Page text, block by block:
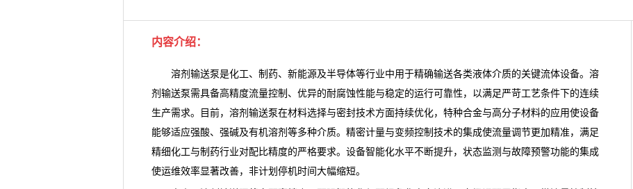
内容介绍：
溶剂输送泵是化工、制药、新能源及半导体等行业中用于精确输送各类液体介质的关键流体设备。溶
剂输送泵需具备高精度流量控制、优异的耐腐蚀性能与稳定的运行可靠性，以满足严苛工艺条件下的连续
生产需求。目前， 溶剂输送泵在材料选择与密封技术方面持续优化，特种合金与高分子材料的应用使设备
能够适应强酸、强碱及有机溶剂等多种介质。精密计量与变频控制技术的集成使流量调节更加精准，满足
精细化工与制药行业对配比精度的严格要求。设备智能化水平不断提升，状态监测与故障预警功能的集成
使运维效率显著改善，非计划停机时间大幅缩短。